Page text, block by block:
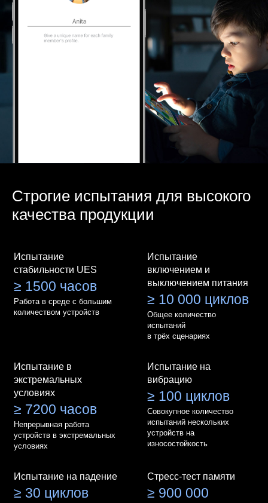
Строгие испытания для высокого
качества продукции
Испытание
стабильности UES
≥ 1500 часов
Работа в среде с большим
количеством устройств
Испытание
включением и
выключением питания
≥ 10 000 циклов
Общее количество
испытаний
в трёх сценариях
Испытание в
экстремальных
условиях
≥ 7200 часов
Непрерывная работа
устройств в экстремальных
условиях
Испытание на
вибрацию
≥ 100 циклов
Совокупное количество
испытаний нескольких
устройств на
износостойкость
Испытание на падение
≥ 30 циклов
Стресс-тест памяти
≥ 900 000